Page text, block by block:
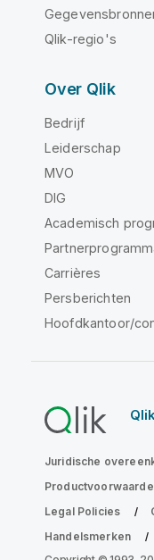
Qlik-regio's
Over Qlik
Bedrijf
Leiderschap
MVO
DIG
Academisch
Carrières
Persberichten
Hoofdkantoor/
Juridische
Legal Policies
Handelsmerken